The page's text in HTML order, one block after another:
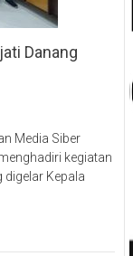
Danang
Media Siber
kegiatan
digelar Kepala